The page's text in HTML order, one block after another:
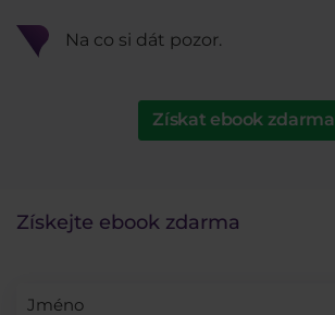
Na co si dát pozor.
Získat ebook zdarma
Získejte ebook zdarma